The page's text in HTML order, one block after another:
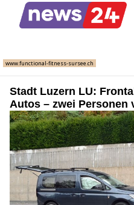
Stadt Luzern LU:
Autos – zwei Personen